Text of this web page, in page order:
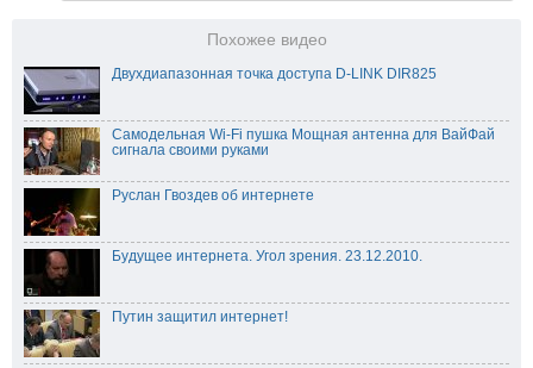
Похожее видео
Двухдиапазонная точка доступа D-LINK DIR825
Самодельная Wi-Fi пушка Мощная антенна для ВайФай
сигнала своими руками
Руслан Гвоздев об интернете
Будущее интернета. Угол зрения. 23.12.2010.
Путин защитил интернет!